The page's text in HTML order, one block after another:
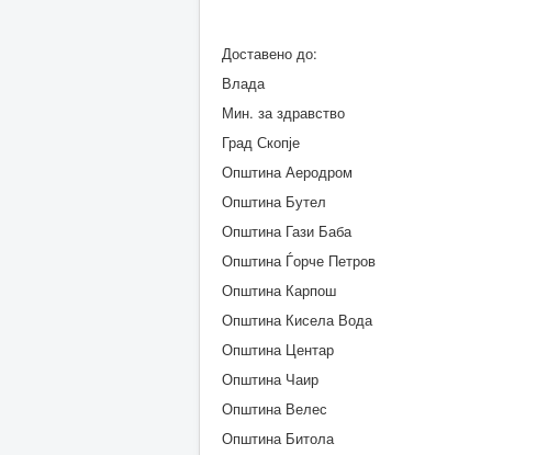
Доставено до:
Влада
Мин. за здравство
Град Скопје
Општина Аеродром
Општина Бутел
Општина Гази Баба
Општина Ѓорче Петров
Општина Карпош
Општина Кисела Вода
Општина Центар
Општина Чаир
Општина Велес
Општина Битола